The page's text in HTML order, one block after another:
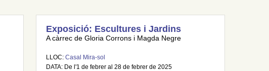
Exposició: Escultures i Jardins
A càrrec de Gloria Corrons i Magda Negre
LLOC: Casal Mira-sol
DATA: De l'1 de febrer al 28 de febrer de 2025